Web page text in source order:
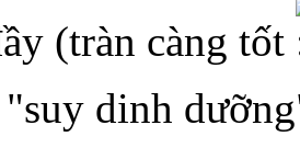
(tràn càng tốt
dinh